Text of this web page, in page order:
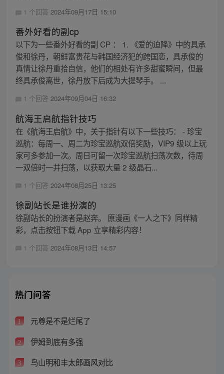
1 个回答 2024年09月17日 15:10
番外好看的副cp
以下为一些番外好看的副 CP ： 1. 《爱的迫降》中的具承
俊和徐丹，朝鲜富贵花与韩国经济犯的跨国恋，具承俊的
真情让徐丹重拾自信，他们的相处有许多甜蜜瞬间，但最
终具承俊离世，徐丹放下后成为大提琴手。 ...
1 个回答 2024年09月04日 16:32
航海王启航指针技巧
在《航海王启航》中，关于指针有以下一些技巧： - 珍宝
巡航：每周一、周二为珍宝巡航双倍奖励，VIP9 级以上玩
家可多参加一次。周日可留一次珍宝巡航扫荡次数，待周
一双倍时一并扫荡，以获取大量 2 级晶石...
1 个回答 2024年08月25日 13:25
徐副站长是谁扮演的
徐副站长的扮演者是赵奔。 原漫画《一人之下》同样精
彩，点击按钮下载 App 立享精彩内容！
1 个回答 2024年08月13日 14:57
热门问答
1 元尊是不是烂尾了
2 伊姆到底有多强
3 鸟山明和丰太郎画风对比